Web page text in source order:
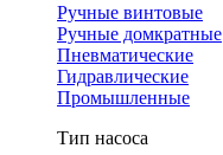
Ручные винтовые
Ручные домкратные
Пневматические
Гидравлические
Промышленные
Тип насоса